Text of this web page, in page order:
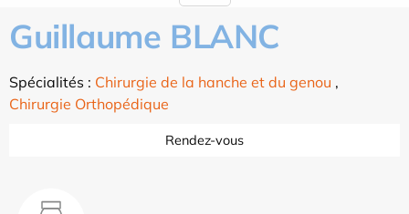
Guillaume BLANC
Spécialités : Chirurgie de la hanche et du genou ,
Chirurgie Orthopédique
Rendez-vous